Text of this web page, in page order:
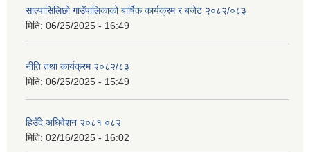
साल्पासिलिछो गाउँपालिकाको बार्षिक कार्यक्रम र बजेट २०८२/०८३
मिति: 06/25/2025 - 16:49
नीति तथा कार्यक्रम २०८२/८३
मिति: 06/25/2025 - 15:49
हिउँदे अधिवेशन २०८१ ०८२
मिति: 02/16/2025 - 16:02